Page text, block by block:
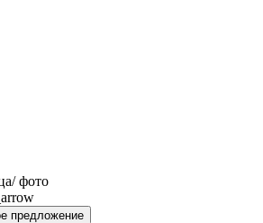
фото